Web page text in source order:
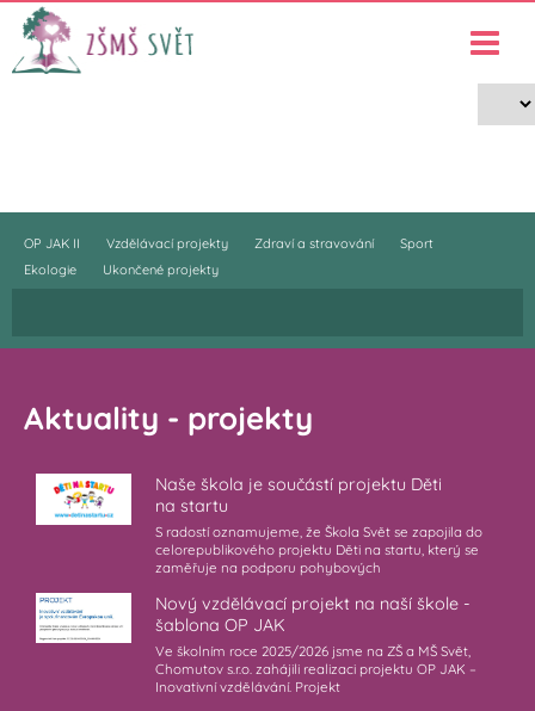
OP JAK II Vzdělávací projekty Zdraví a stravování
Sport
Ekologie
Ukončené projekty
Aktuality - projekty
Naše škola je součástí projektu Děti
na startu
S radostí oznamujeme, že Škola Svět se zapojila do
celorepublikového projektu Děti na startu, který se
zaměřuje na podporu pohybových
Nový vzdělávací projekt na naší škole -
šablona OP JAK
Ve školním roce 2025/2026 jsme na ZŠ a MŠ Svět,
Chomutov s.r.o. zahájili realizaci projektu OP JAK –
Inovativní vzdělávání. Projekt